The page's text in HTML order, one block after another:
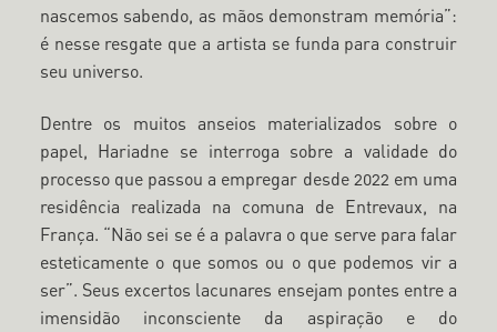
nascemos sabendo, as mãos demonstram memória”:
é nesse resgate que a artista se funda para construir
seu universo.
Dentre os muitos anseios materializados sobre o
papel, Hariadne se interroga sobre a validade do
processo que passou a empregar desde 2022 em uma
residência realizada na comuna de Entrevaux, na
França. “Não sei se é a palavra o que serve para falar
esteticamente o que somos ou o que podemos vir a
ser”. Seus excertos lacunares ensejam pontes entre a
imensidão inconsciente da aspiração e do